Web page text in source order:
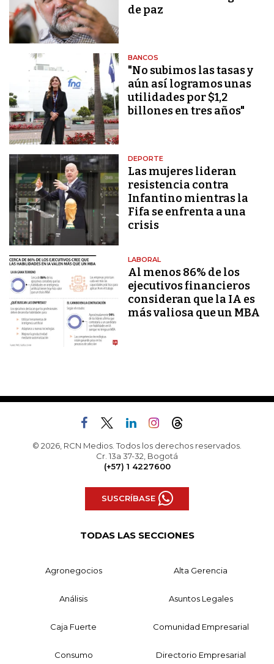
de paz
BANCOS
"No subimos las tasas y
aún así logramos unas
utilidades por $1,2
billones en tres años"
DEPORTE
Las mujeres lideran
resistencia contra
Infantino mientras la
Fifa se enfrenta a una
crisis
LABORAL
Al menos 86% de los
ejecutivos financieros
consideran que la IA es
más valiosa que un MBA
© 2026, RCN Medios. Todos los derechos reservados.
Cr. 13a 37-32, Bogotá
(+57) 1 4227600
SUSCRÍBASE
TODAS LAS SECCIONES
Agronegocios Alta Gerencia
Análisis Asuntos Legales
Caja Fuerte Comunidad Empresarial
Consumo Directorio Empresarial